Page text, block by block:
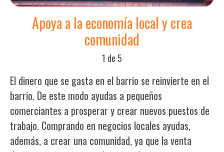
Apoya a la economía local y crea
comunidad
1 de 5
El dinero que se gasta en el barrio se reinvierte en el
barrio. De este modo ayudas a pequeños
comerciantes a prosperar y crear nuevos puestos de
trabajo. Comprando en negocios locales ayudas,
además, a crear una comunidad, ya que la venta